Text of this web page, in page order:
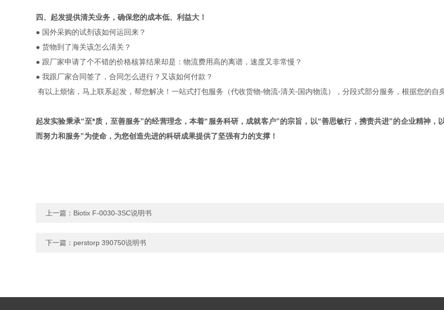
四、起发提供清关业务， 确保您的成本低、利益大！
● 国外采购的试剂该如何运回来？
● 货物到了海关该怎么清关？
● 跟厂家申请了个不错的价格核算结果却是：物流费用高的离谱，速度又非常慢？
● 我跟厂家合同签了，合同怎么进行？又该如何付款？
有以上烦恼，马上联系起发，帮您解决！ 一站式打包服务（代收货物-物流-清关-国内物流），分段式部分服务，根据您的自
起发实验秉承“至*质，至善服务”的经营理念，本着“服务科研，成就客户”的宗旨，以“善思敏行，携责共进”的企业精神
而努力和服务”为使命，为您创造先进的科研成果提供了坚强有力的支撑！
上一篇： Biotix F-0030-3SC说明书
下一篇： perstorp 390750说明书